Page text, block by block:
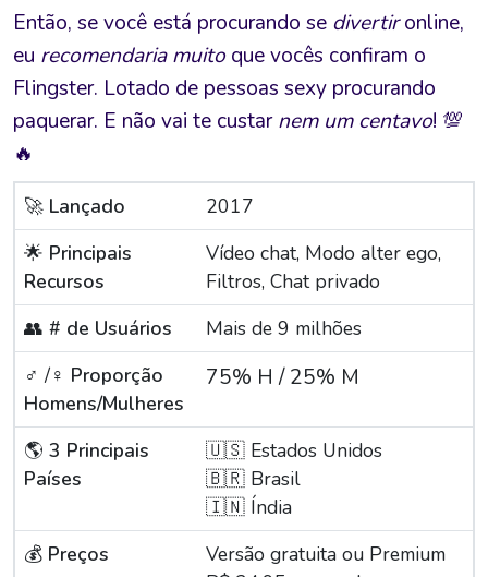
Então, se você está procurando se divertironline,
eu recomendaria muitoque vocês confiram o
Flingster. Lotado de pessoas sexy procurando
paquerar. E não vai te custarnem um centavo! 💯
🔥
🚀 Lançado
2017
🌟 Principais
Recursos
Vídeo chat, Modo alter ego,
Filtros, Chat privado
👥 # de Usuários
Mais de 9 milhões
♂️ /♀️ Proporção
Homens/Mulheres
75% H / 25% M
🌎 3 Principais
Países
🇺🇸 Estados Unidos
🇧🇷 Brasil
🇮🇳 Índia
💰 Preços
Versão gratuita ou Premium